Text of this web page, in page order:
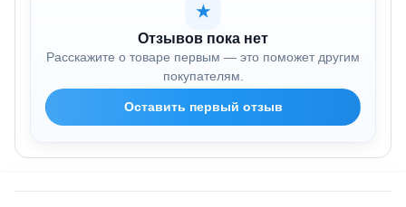
★
Отзывов пока нет
Расскажите о товаре первым — это поможет другим
покупателям.
Оставить первый отзыв